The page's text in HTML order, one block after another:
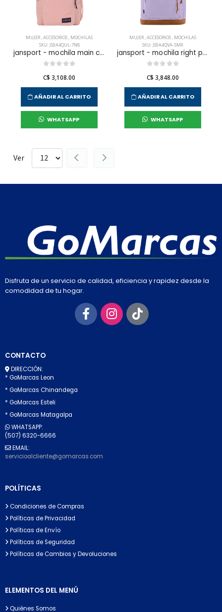
MUJER,ACCESORIOS, MOCHILAS
SKU: JS0A4QUL-7N8
jansport - mochila main campus misty rose para mujer
C$ 3,108.00
AÑADIR AL CARRITO
WHATSAPP
MUJER,ACCESORIOS, MOCHILAS
SKU: JS0A4QVA-5M9
jansport - mochila right pack pastel lilac para mujer
C$ 3,848.00
AÑADIR AL CARRITO
WHATSAPP
Ver
Disfruta de un servicio de calidad, eficiencia y rapidez desde la
comodidad de tu hogar.
CONTACTO
DIRECCIÓN:
* GoMarcas Leon
* GoMarcas Chinandega
* GoMarcas Esteli
* GoMarcas Matagalpa
WHATSAPP:
(507) 6320-6666
EMAIL:
servicioalcliente@gomarcas.com
POLÍTICAS
Condiciones de Compras
Políticas de Privacidad
Políticas de Envío
Políticas de Seguridad
Políticas de Cambios y Devoluciones
ELEMENTOS DEL MENÚ
Quiénes Somos